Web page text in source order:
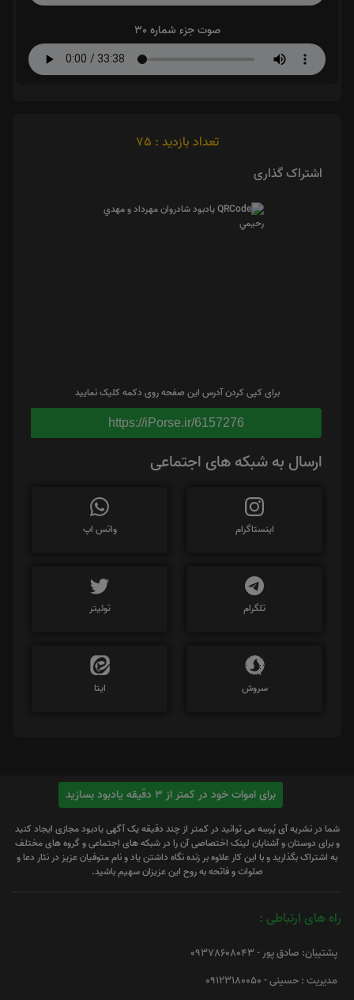
صوت جزء شماره 30
تعداد بازدید : 75
اشتراک گذاری
برای کپی کردن آدرس این صفحه روی دکمه کلیک نمایید
https://iPorse.ir/6157276
ارسال به شبکه های اجتماعی
اینستاگرام واتس اپ
تلگرام توئیتر
سروش ایتا
برای اموات خود در کمتر از 3 دقیقه یادبود بسازید
شما در نشریه آی پُرسِه می توانید در کمتر از چند دقیقه یک آگهی یادبود مجازی ایجاد کنید
و برای دوستان و آشنایان لینک اختصاصی آن را در شبکه های اجتماعی و گروه های مختلف
به اشتراک بگذارید و با این کار علاوه بر زنده نگاه داشتن یاد و نام متوفیان عزیز در نثار دعا و
صلوات و فاتحه به روح این عزیزان سهیم باشید.
راه های ارتباطی :
پشتیبان: صادق پور - 09378608043
مدیریت : حسینی - 09123180050